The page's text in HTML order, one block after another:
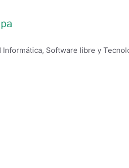
Software libre y